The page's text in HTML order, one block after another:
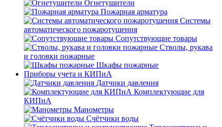
Огнетушители
Пожарная арматура
Системы
автоматического пожаротушения
Сопутствующие товары
Стволы, рукава
и головки пожарные
Шкафы пожарные
Приборы учета и КИПиА
Датчики давления
Комплектующие для
КИПиА
Манометры
Счётчики воды